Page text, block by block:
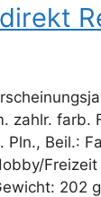
zahlr. farb.
Pln., Beil.:
Freizeit
202